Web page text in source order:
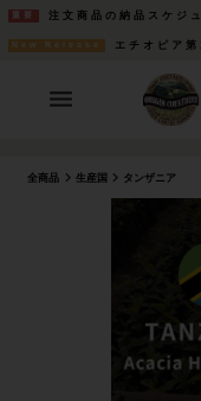
注文商品の納品スケジ
New Release エチオピア
全商品 生産国 タンザニア